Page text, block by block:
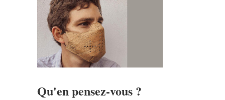
Qu'en pensez-vous ?